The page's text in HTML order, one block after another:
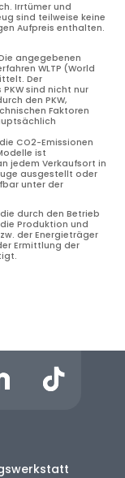
Irrtümer und
sind teilweise keine
Aufpreis enthalten.
angegebenen
WLTP (World
Der
sind nicht nur
den PKW,
Faktoren
CO2-Emissionen
ist
jedem Verkaufsort in
ausgestellt oder
unter der
durch den Betrieb
Produktion und
der Energieträger
Ermittlung der